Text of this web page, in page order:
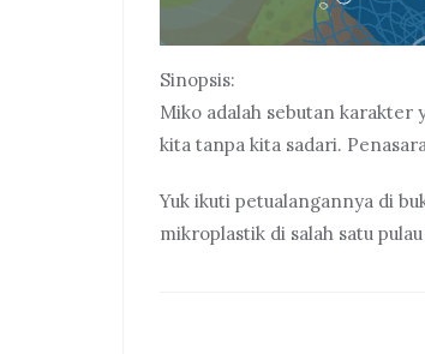
Sinopsis:
Miko adalah sebutan
kita tanpa kita sadari.
Yuk ikuti petualangannya di
mikroplastik di salah satu